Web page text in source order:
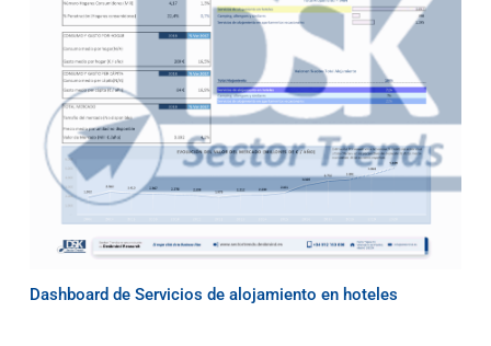
Dashboard de Servicios de alojamiento en hoteles